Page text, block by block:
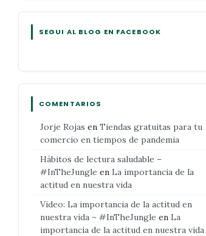
SEGUI AL BLOG EN FACEBOOK
COMENTARIOS
Jorje Rojas en Tiendas gratuitas para tu
comercio en tiempos de pandemia
Hábitos de lectura saludable –
#InTheJungle en La importancia de la
actitud en nuestra vida
Video: La importancia de la actitud en
nuestra vida – #InTheJungle en La
importancia de la actitud en nuestra vida